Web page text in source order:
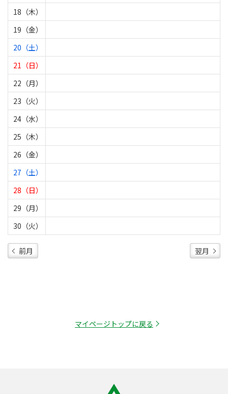
18（木）
19（金）
20（土）
21（日）
22（月）
23（火）
24（水）
25（木）
26（金）
27（土）
28（日）
29（月）
30（火）
前月 翌月
マイページトップに戻る